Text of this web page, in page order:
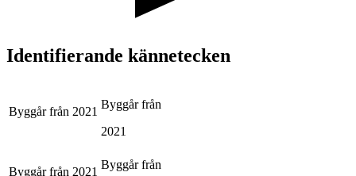
Identifierande kännetecken
Byggår från 2021
Byggår från
2021
Byggår från 2021
Byggår från